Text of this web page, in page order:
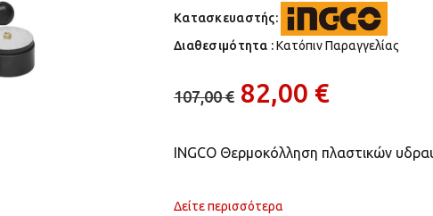
Κατασκευαστής:
Διαθεσιμότητα :Κατόπιν Παραγγελίας
107,00 € 82,00 €
INGCO Θερμοκόλληση πλαστικών
Δείτε περισσότερα